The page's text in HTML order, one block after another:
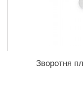
Зворотня